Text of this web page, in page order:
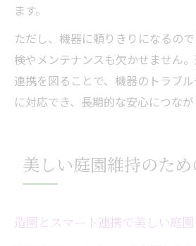
ます。
ただし、機器に頼りきりになるの
検やメンテナンスも欠かせません
連携を図ることで、機器のトラブ
に対応でき、長期的な安心につなが
美しい庭園維持のた
造園とスマート連携で美しい庭